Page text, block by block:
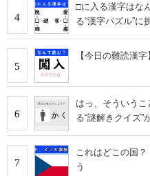
4
□に入る漢字はな
る“漢字パズル”に
5
【今日の難読漢
6
はっ、そういう
る“謎解きクイズ”
7
これはどこの国
う